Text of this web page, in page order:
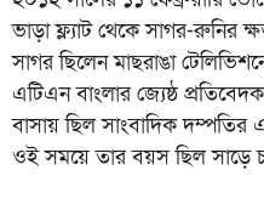
ভাড়া ফ্ল্যাট থেকে সাগর-রুনির
সাগর ছিলেন মাছরাঙা
এটিএন বাংলার জ্যেষ্ঠ
বাসায় ছিল সাংবাদিক দম্পতির
ওই সময়ে তার বয়স ছিল সাড়ে